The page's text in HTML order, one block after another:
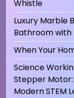
Whistle
Luxury Marble
Bathroom with
When Your
Science
Stepper
Modern STEM